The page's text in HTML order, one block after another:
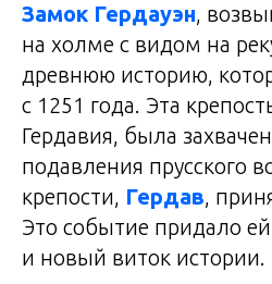
Замок Гердауэн,
на холме с видом на
древнюю историю,
с 1251 года. Эта
Гердавия, была
подавления прусского
крепости, Гердав,
Это событие придало
и новый виток истории.